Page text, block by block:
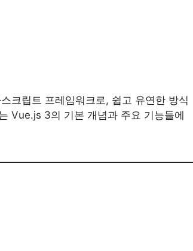
크립트 프레임워크로, 쉽고 유연한 방식
Vue.js 3의 기본 개념과 주요 기능들에